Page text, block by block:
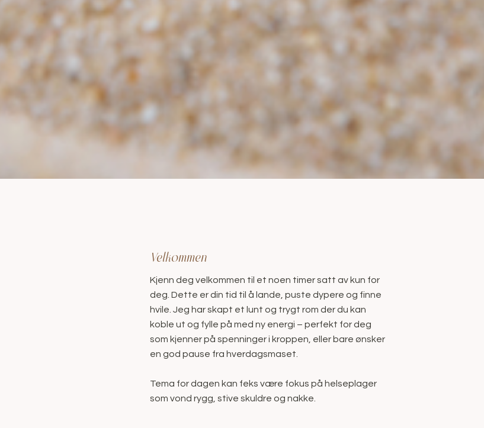
Velkommen
Kjenn deg velkommen til et noen timer satt av kun for
deg. Dette er din tid til å lande, puste dypere og finne
hvile. Jeg har skapt et lunt og trygt rom der du kan
koble ut og fylle på med ny energi – perfekt for deg
som kjenner på spenninger i kroppen, eller bare ønsker
en god pause fra hverdagsmaset.
Tema for dagen kan feks være fokus på helseplager
som vond rygg, stive skuldre og nakke.